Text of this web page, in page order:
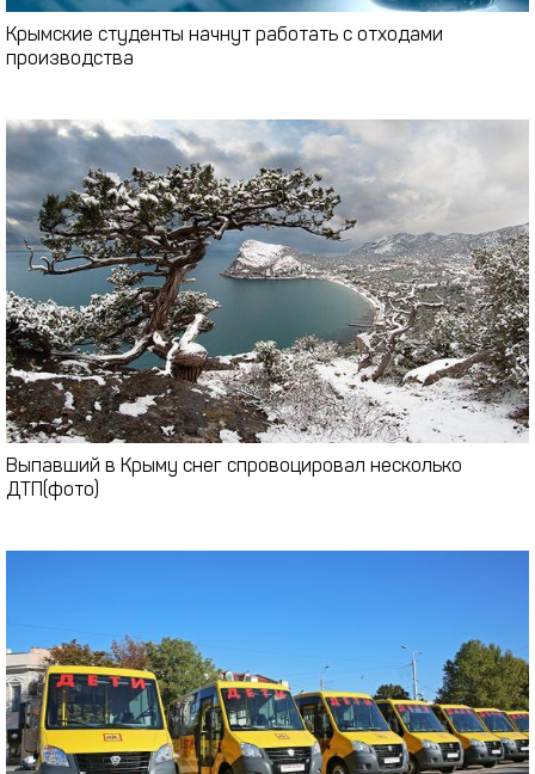
Крымские студенты начнут работать с отходами
производства
Выпавший в Крыму снег спровоцировал несколько
ДТП(фото)